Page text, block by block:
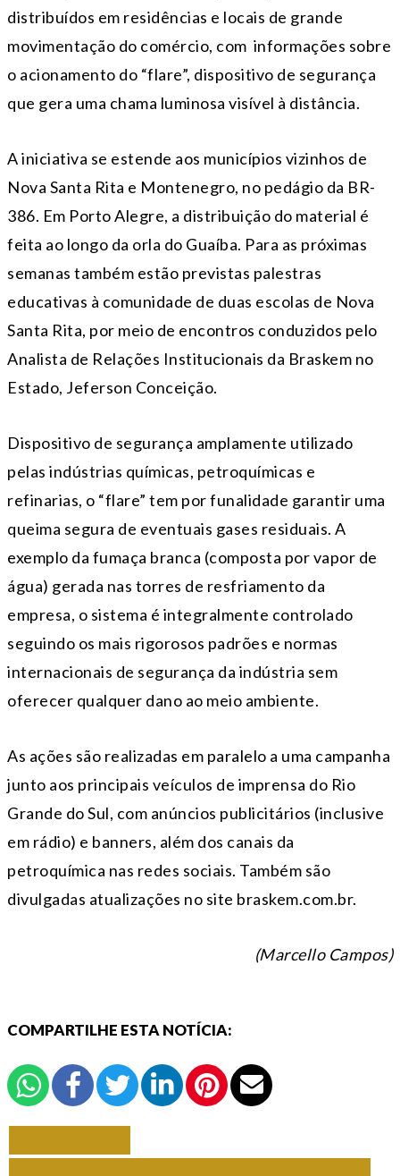
distribuídos em residências e locais de grande
movimentação do comércio, com informações sobre
o acionamento do “flare”, dispositivo de segurança
que gera uma chama luminosa visível à distância.
A iniciativa se estende aos municípios vizinhos de
Nova Santa Rita e Montenegro, no pedágio da BR-
386. Em Porto Alegre, a distribuição do material é
feita ao longo da orla do Guaíba. Para as próximas
semanas também estão previstas palestras
educativas à comunidade de duas escolas de Nova
Santa Rita, por meio de encontros conduzidos pelo
Analista de Relações Institucionais da Braskem no
Estado, Jeferson Conceição.
Dispositivo de segurança amplamente utilizado
pelas indústrias químicas, petroquímicas e
refinarias, o “flare” tem por funalidade garantir uma
queima segura de eventuais gases residuais. A
exemplo da fumaça branca (composta por vapor de
água) gerada nas torres de resfriamento da
empresa, o sistema é integralmente controlado
seguindo os mais rigorosos padrões e normas
internacionais de segurança da indústria sem
oferecer qualquer dano ao meio ambiente.
As ações são realizadas em paralelo a uma campanha
junto aos principais veículos de imprensa do Rio
Grande do Sul, com anúncios publicitários (inclusive
em rádio) e banners, além dos canais da
petroquímica nas redes sociais. Também são
divulgadas atualizações no site braskem.com.br.
(Marcello Campos)
COMPARTILHE ESTA NOTÍCIA: